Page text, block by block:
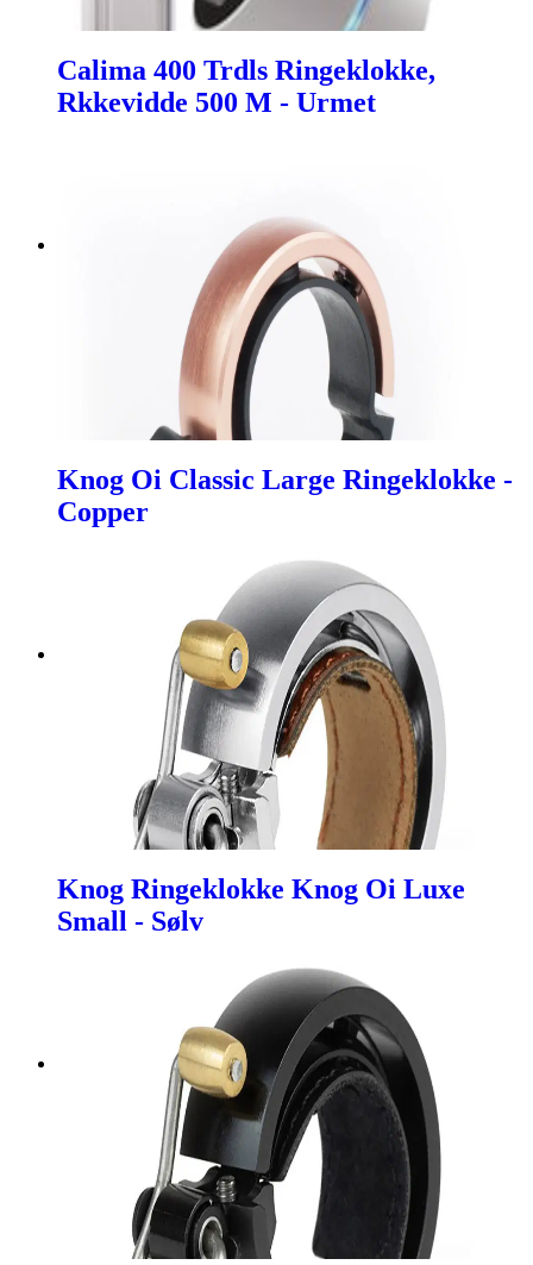
Calima 400 Trdls Ringeklokke,
Rkkevidde 500 M - Urmet
Knog Oi Classic Large Ringeklokke -
Copper
Knog Ringeklokke Knog Oi Luxe
Small - Sølv